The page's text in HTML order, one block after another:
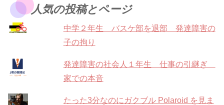
人気の投稿とページ
中学２年生 バスケ部を退部 発達障害の
子の拘り
発達障害の社会人１年生 仕事の引継ぎ
家での本音
たった3分なのにガクブル Polaroid を見ま